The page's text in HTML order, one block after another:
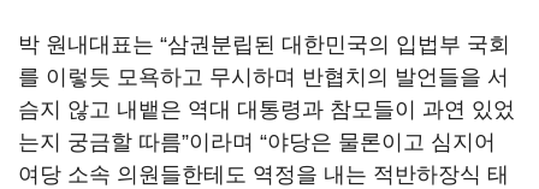
박 원내대표는 “삼권분립된 대한민국의 입법부 국회
를 이렇듯 모욕하고 무시하며 반협치의 발언들을 서
슴지 않고 내뱉은 역대 대통령과 참모들이 과연 있었
는지 궁금할 따름”이라며 “야당은 물론이고 심지어
여당 소속 의원들한테도 역정을 내는 적반하장식 태